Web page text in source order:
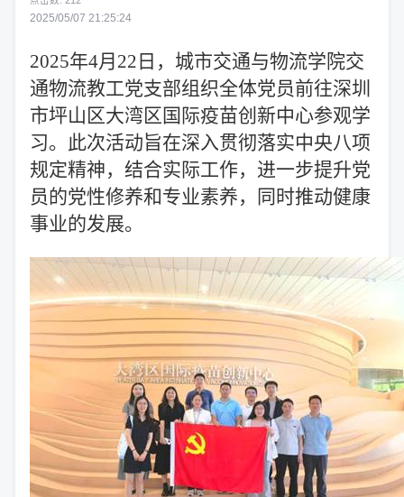
2025/05/07 21:25:24
2025年4月22日，城市交通与物流学院交
通物流教工党支部组织全体党员前往深圳
市坪山区大湾区国际疫苗创新中心参观学
习。此次活动旨在深入贯彻落实中央八项
规定精神，结合实际工作，进一步提升党
员的党性修养和专业素养，同时推动健康
事业的发展。